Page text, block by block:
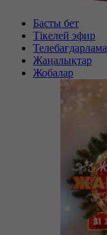
Басты бет
Тікелей эфир
Телебағдарлама
Жаңалықтар
Жобалар